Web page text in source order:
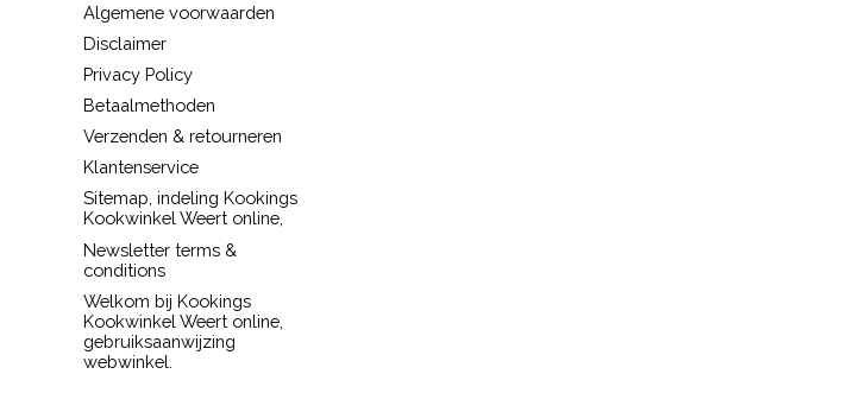
Algemene voorwaarden
Disclaimer
Privacy Policy
Betaalmethoden
Verzenden & retourneren
Klantenservice
Sitemap, indeling Kookings
Kookwinkel Weert online,
Newsletter terms &
conditions
Welkom bij Kookings
Kookwinkel Weert online,
gebruiksaanwijzing
webwinkel.